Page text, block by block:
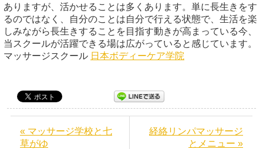
ありますが、活かせることは多くあります。単に長生きをす
るのではなく、自分のことは自分で行える状態で、生活を楽
しみながら長生きすることを目指す動きが高まっている今、
当スクールが活躍できる場は広がっていると感じています。
マッサージスクール 日本ボディーケア学院
« マッサージ学校と七
草がゆ
経絡リンパマッサージ
とメニュー »